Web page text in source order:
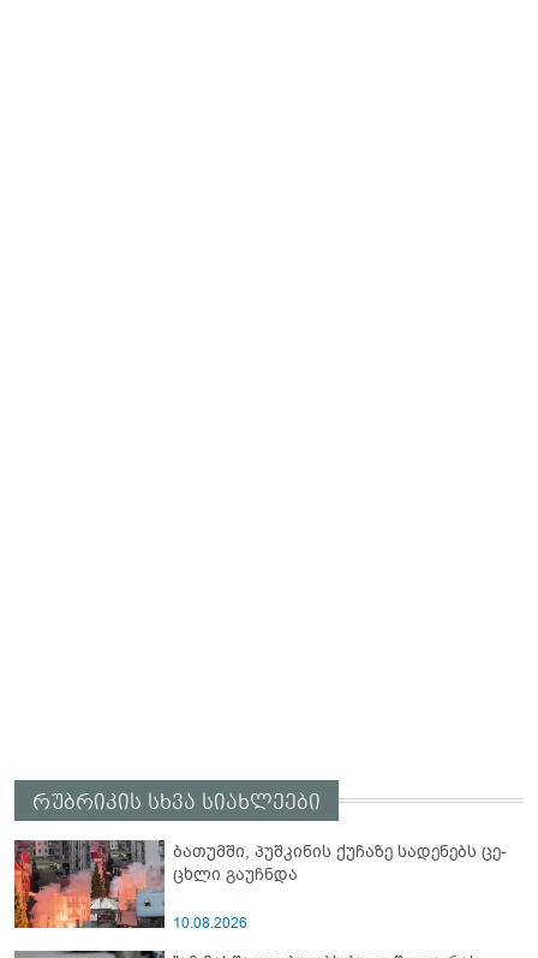
რუბრიკის სხვა სიახლეები
ბა­თუმ­ში, პუშ­კი­ნის ქუ­ჩა­ზე სა­დე­ნებს ცე­
ცხლი გა­უჩ­ნდა
10.08.2026